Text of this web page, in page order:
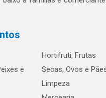
e
Hortifruti, Frutas
Secas, Ovos e
Limpeza